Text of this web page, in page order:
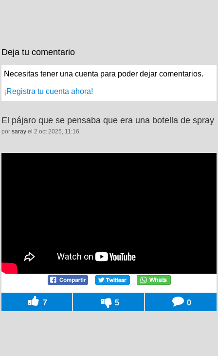
Deja tu comentario
Necesitas tener una cuenta para poder dejar comentarios.
¡Registra tu cuenta ahora!
El pájaro que se pensaba que era una botella de spray
por saray el 2 oct 2025, 11:16
7 5 0